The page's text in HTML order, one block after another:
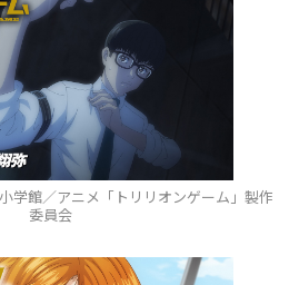
学館／アニメ「トリリオンゲーム」製作
委員会